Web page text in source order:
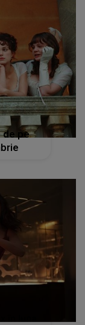
de pe
în luna